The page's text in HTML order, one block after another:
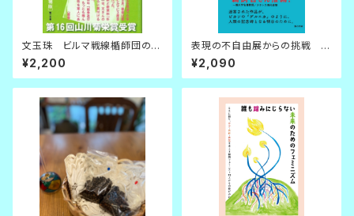
文玉珠 ビルマ戦線楯師団の
「慰安婦」だった私 [新装増補
判]
¥2,200
表現の不自由展からの挑戦 消
されたアートと対話する12のヒ
ント
¥2,090